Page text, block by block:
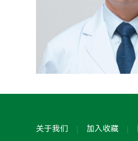
关于我们 加入收藏